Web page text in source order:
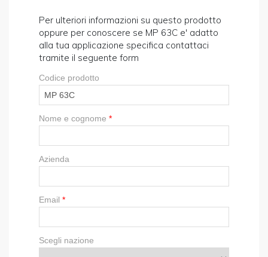
Per ulteriori informazioni su questo prodotto
oppure per conoscere se MP 63C e' adatto
alla tua applicazione specifica contattaci
tramite il seguente form